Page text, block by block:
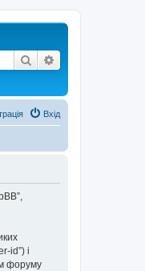
Пошук
Вхід
id”) і
форуму